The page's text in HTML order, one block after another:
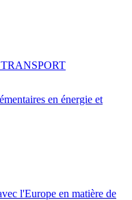
en énergie et
l'Europe en matière de